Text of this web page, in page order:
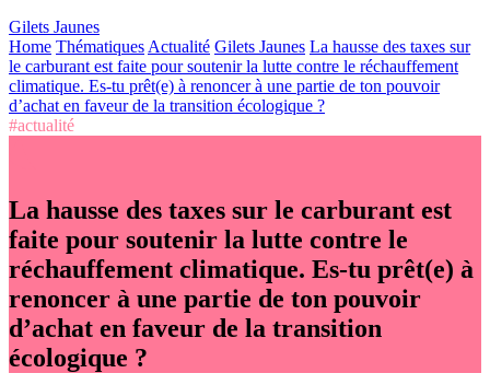
Gilets Jaunes
Home Thématiques Actualité Gilets Jaunes La hausse des taxes sur
le carburant est faite pour soutenir la lutte contre le réchauffement
climatique. Es-tu prêt(e) à renoncer à une partie de ton pouvoir
d’achat en faveur de la transition écologique ?
#actualité
La hausse des taxes sur le carburant est
faite pour soutenir la lutte contre le
réchauffement climatique. Es-tu prêt(e) à
renoncer à une partie de ton pouvoir
d’achat en faveur de la transition
écologique ?